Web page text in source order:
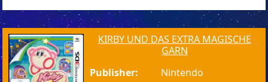
KIRBY UND DAS EXTRA MAGISCHE
GARN
Publisher:
Nintendo